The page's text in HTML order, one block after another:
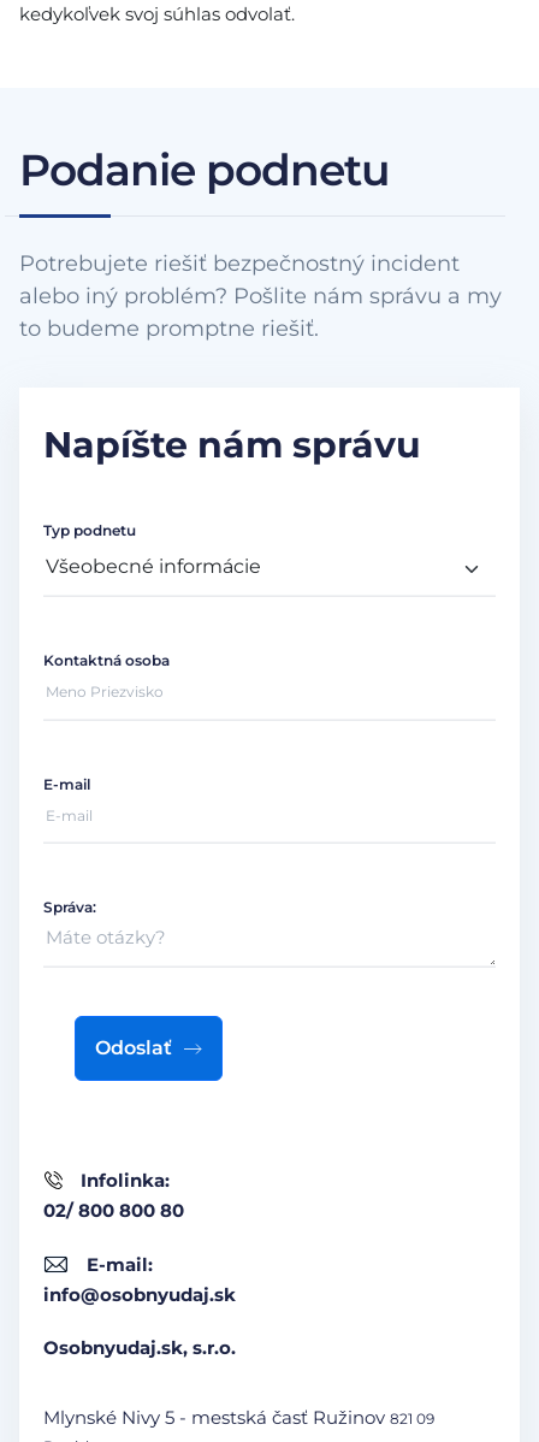
kedykoľvek svoj súhlas odvolať.
Podanie podnetu
Potrebujete riešiť bezpečnostný incident
alebo iný problém? Pošlite nám správu a my
to budeme promptne riešiť.
Napíšte nám správu
Infolinka:
02/ 800 800 80
E-mail:
info@osobnyudaj.sk
Osobnyudaj.sk, s.r.o.
Mlynské Nivy 5 - mestská časť Ružinov 821 09
Typ podnetu
Kontaktná osoba
E-mail
Správa:
Odoslať